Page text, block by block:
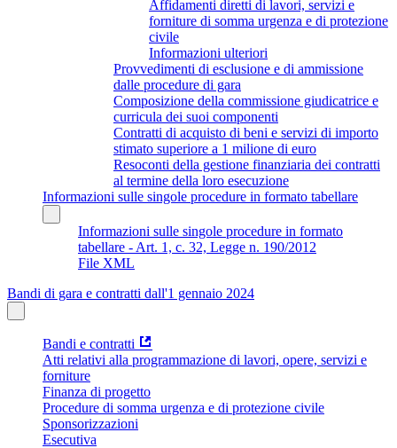
Affidamenti diretti di lavori, servizi e
forniture di somma urgenza e di protezione
civile
Informazioni ulteriori
Provvedimenti di esclusione e di ammissione
dalle procedure di gara
Composizione della commissione giudicatrice e
curricula dei suoi componenti
Contratti di acquisto di beni e servizi di importo
stimato superiore a 1 milione di euro
Resoconti della gestione finanziaria dei contratti
al termine della loro esecuzione
Informazioni sulle singole procedure in formato tabellare
Informazioni sulle singole procedure in formato
tabellare - Art. 1, c. 32, Legge n. 190/2012
File XML
Bandi di gara e contratti dall'1 gennaio 2024
Bandi e contratti
Atti relativi alla programmazione di lavori, opere, servizi e
forniture
Finanza di progetto
Procedure di somma urgenza e di protezione civile
Sponsorizzazioni
Esecutiva